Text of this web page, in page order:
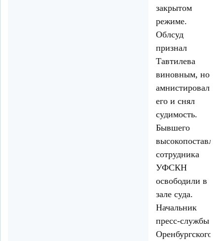
закрытом
режиме.
Облсуд
признал
Тавтилева
виновным, но
амнистировал
его и снял
судимость.
Бывшего
сотрудника
УФСКН
освободили в
зале суда.
Начальник
пресс-службы
Оренбургского